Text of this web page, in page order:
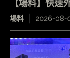
【場料】快
場料 2026-08-